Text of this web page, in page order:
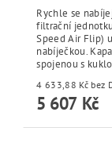
Rychle se
filtrační
Speed Air Flip)
nabíječkou.
spojenou s
4 633,88
5 607 Kč